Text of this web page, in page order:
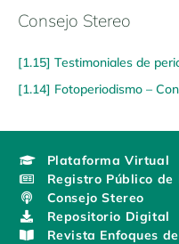
Consejo Stereo
[1.15] Testimoniales de
[1.14] Fotoperiodismo –
Plataforma Virtual
Registro Público de
Consejo Stereo
Repositorio Digital
Revista Enfoques